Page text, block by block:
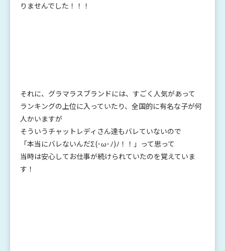
りませんでした！！！
それに、グラマラスブランドには、すごく人気があって
ランキングの上位に入っていたり、全国的に有名な子が何
人かいますが
そういうチャットレディさん達もバレていないので
「本当にバレないんだΣ(･ω･ﾉ)ﾉ！！」って思って
当時は安心してお仕事が続けられていたのを覚えていま
す！